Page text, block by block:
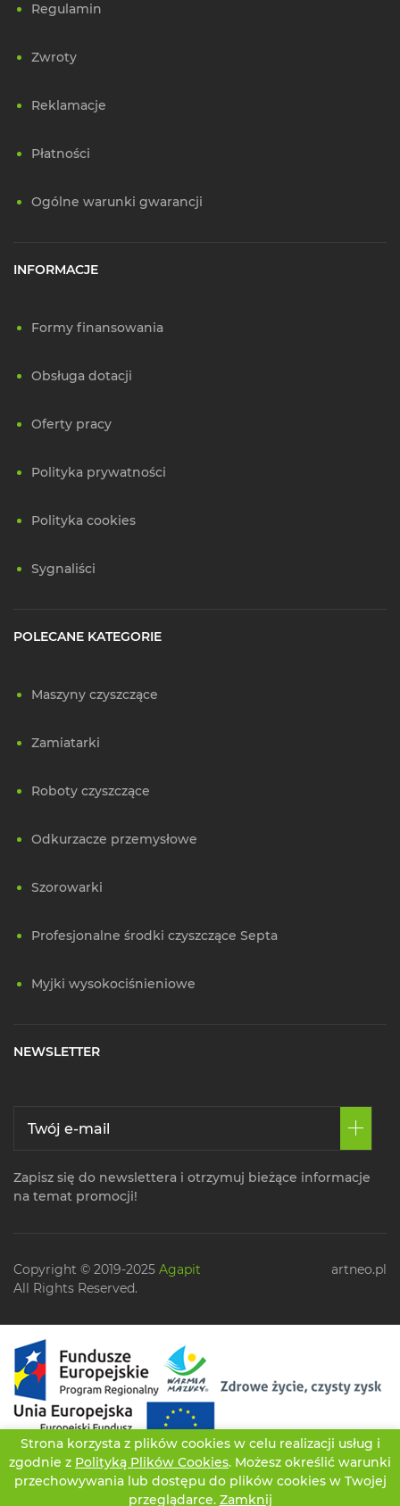
Strona korzysta z plików cookies w celu realizacji usług i
zgodnie z Polityką Plików Cookies. Możesz określić warunki
przechowywania lub dostępu do plików cookies w Twojej
przeglądarce. Zamknij
Regulamin
Zwroty
Reklamacje
Płatności
Ogólne warunki gwarancji
INFORMACJE
Formy finansowania
Obsługa dotacji
Oferty pracy
Polityka prywatności
Polityka cookies
Sygnaliści
POLECANE KATEGORIE
Maszyny czyszczące
Zamiatarki
Roboty czyszczące
Odkurzacze przemysłowe
Szorowarki
Profesjonalne środki czyszczące Septa
Myjki wysokociśnieniowe
NEWSLETTER
Zapisz się do newslettera i otrzymuj bieżące informacje
na temat promocji!
Copyright © 2019-2025 Agapit
All Rights Reserved.
artneo.pl